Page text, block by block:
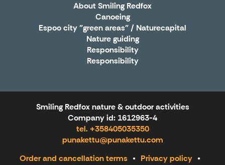
About Smiling Redfox
Canoeing
Espoo city "green areas" / Naturecapital
Nature guiding
Responsibility
Responsibility
Smiling Redfox nature & outdoor activities
Company id: 1612963-4
tel. +358405035350
punakettu@punakettu.com
Order and cancellation terms
Privacy policy